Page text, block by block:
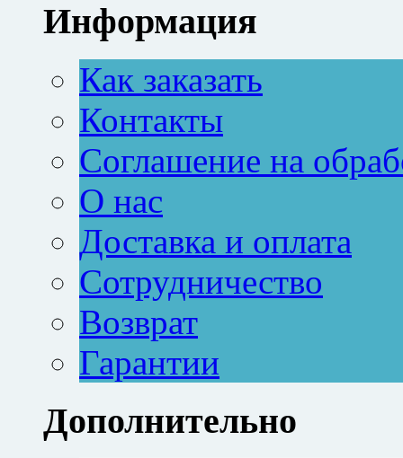
Информация
Как заказать
Контакты
Соглашение на
О нас
Доставка и оплата
Сотрудничество
Возврат
Гарантии
Дополнительно